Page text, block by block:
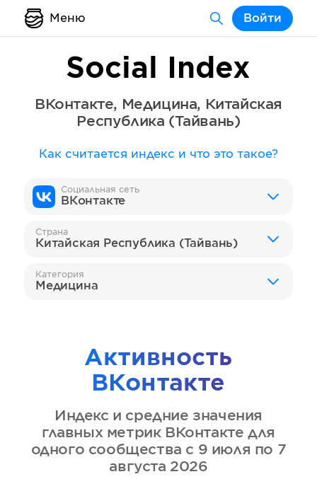
Меню Войти
Social Index
ВКонтакте, Медицина, Китайская
Республика (Тайвань)
Как считается индекс и что это такое?
Социальная сеть
ВКонтакте
Страна
Китайская Республика (Тайвань)
Категория
Медицина
Активность
ВКонтакте
Индекс и средние значения
главных метрик ВКонтакте для
одного сообщества с 9 июля по 7
августа 2026